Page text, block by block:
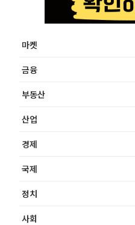
마켓
금융
부동산
산업
경제
국제
정치
사회